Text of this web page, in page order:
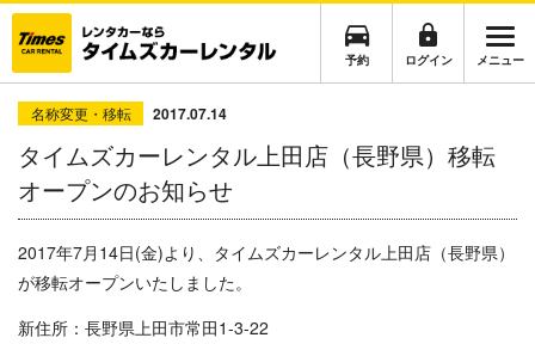
予約 ログイン メニュー
名称変更・移転 2017.07.14
タイムズカーレンタル上田店（長野県）移転
オープンのお知らせ
2017年7月14日(金)より、タイムズカーレンタル上田店（長野県）
が移転オープンいたしました。
新住所： 長野県上田市常田1-3-22